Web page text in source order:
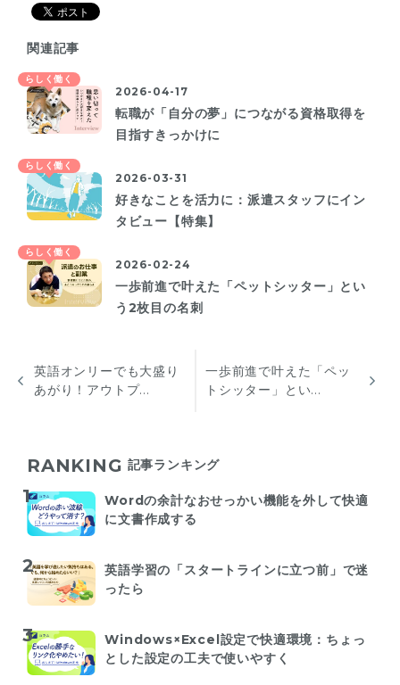
関連記事
2026-04-17
転職が「自分の夢」につながる資格取得を
目指すきっかけに
らしく働く
2026-03-31
好きなことを活力に：派遣スタッフにイン
タビュー【特集】
らしく働く
2026-02-24
一歩前進で叶えた「ペットシッター」とい
う2枚目の名刺
らしく働く
英語オンリーでも大盛り
あがり！アウトプ...
一歩前進で叶えた「ペッ
トシッター」とい...
RANKING 記事ランキング
Wordの余計なおせっかい機能を外して快適
に文書作成する
英語学習の「スタートラインに立つ前」で迷
ったら
Windows×Excel設定で快適環境：ちょっ
とした設定の工夫で使いやすく